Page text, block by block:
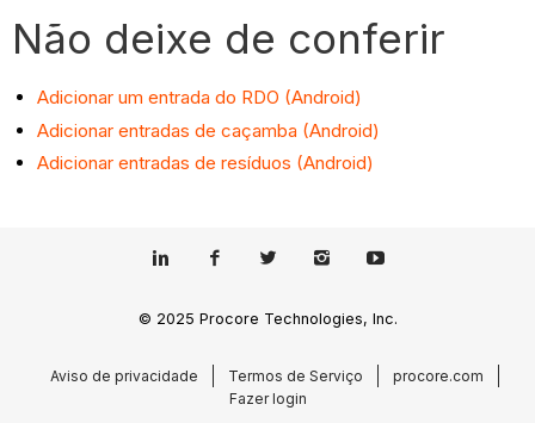
Não deixe de conferir
Adicionar um entrada do RDO (Android)
Adicionar entradas de caçamba (Android)
Adicionar entradas de resíduos (Android)
© 2025 Procore Technologies, Inc.
Aviso de privacidade Termos de Serviço
procore.com
Fazer login